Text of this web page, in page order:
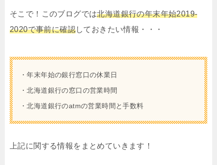
そこで！このブログでは北海道銀行の年末年始2019-
2020で事前に確認しておきたい情報・・・
・年末年始の銀行窓口の休業日
・北海道銀行の窓口の営業時間
・北海道銀行のatmの営業時間と手数料
上記に関する情報をまとめていきます！